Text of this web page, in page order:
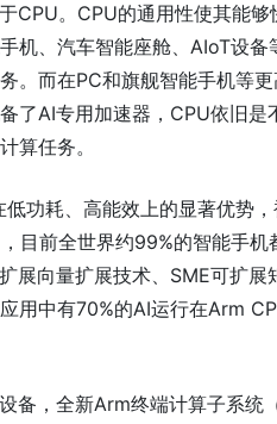
CPU。CPU的通用性使其能
机、汽车智能座舱、AIoT设
。而在PC和旗舰智能手机等
了AI专用加速器，CPU依旧
算任务。
功耗、高能效上的显著优势
目前全世界约99%的智能手
展向量扩展技术、SME可扩
用中有70%的AI运行在Arm
备，全新Arm终端计算子系统